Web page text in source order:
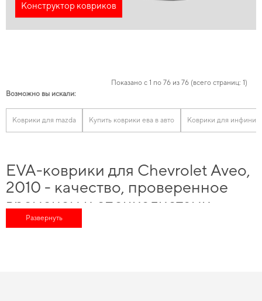
Конструктор ковриков
Показано с 1 по 76 из 76 (всего страниц: 1)
Возможно вы искали:
Коврики для mazda Купить коврики ева в авто Коврики для
EVA-коврики для Chevrolet Aveo,
2010 - качество, проверенное
временем и специалистами
Выбирая нас, вы получаете непревзойденную поддержку в выборе лучшего
Развернуть